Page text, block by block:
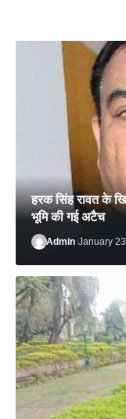
Admin April 16,
हरक सिंह रावत के
भूमि की गई अटैच
Admin January